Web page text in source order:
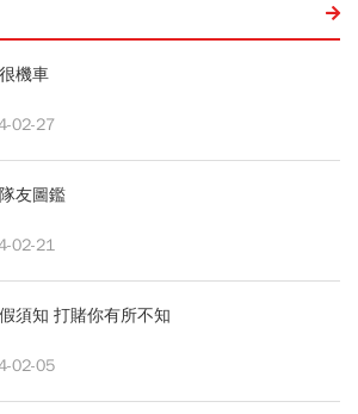
機車
02-27
友圖鑑
02-21
須知 打賭你有所不知
02-05